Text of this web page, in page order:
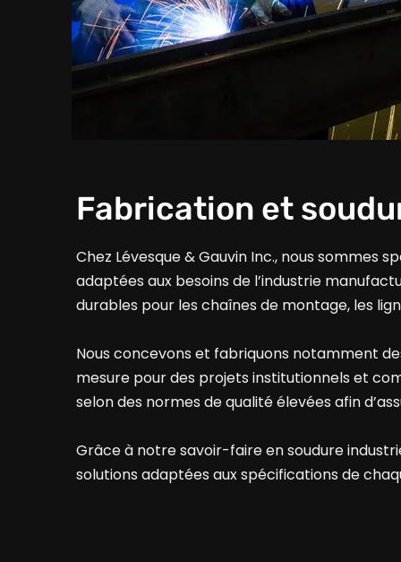
Fabrication et
Chez Lévesque & Gauvin Inc., nous sommes
adaptées aux besoins de l’industrie
durables pour les chaînes de montage, les
Nous concevons et fabriquons notamment
mesure pour des projets institutionnels et
selon des normes de qualité élevées afin
Grâce à notre savoir-faire en soudure
solutions adaptées aux spécifications de